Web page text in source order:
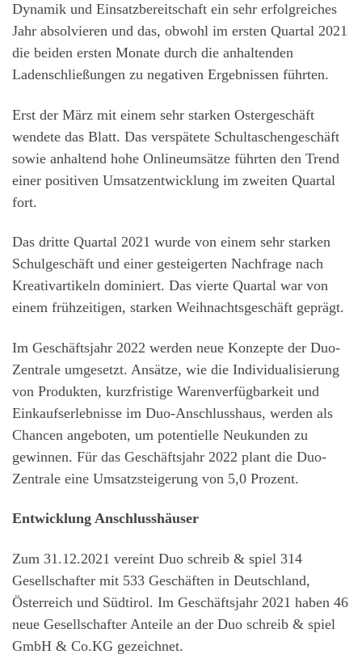
Dynamik und Einsatzbereitschaft ein sehr erfolgreiches
Jahr absolvieren und das, obwohl im ersten Quartal 2021
die beiden ersten Monate durch die anhaltenden
Ladenschließungen zu negativen Ergebnissen führten.
Erst der März mit einem sehr starken Ostergeschäft
wendete das Blatt. Das verspätete Schultaschengeschäft
sowie anhaltend hohe Onlineumsätze führten den Trend
einer positiven Umsatzentwicklung im zweiten Quartal
fort.
Das dritte Quartal 2021 wurde von einem sehr starken
Schulgeschäft und einer gesteigerten Nachfrage nach
Kreativartikeln dominiert. Das vierte Quartal war von
einem frühzeitigen, starken Weihnachtsgeschäft geprägt.
Im Geschäftsjahr 2022 werden neue Konzepte der Duo-
Zentrale umgesetzt. Ansätze, wie die Individualisierung
von Produkten, kurzfristige Warenverfügbarkeit und
Einkaufserlebnisse im Duo-Anschlusshaus, werden als
Chancen angeboten, um potentielle Neukunden zu
gewinnen. Für das Geschäftsjahr 2022 plant die Duo-
Zentrale eine Umsatzsteigerung von 5,0 Prozent.
Entwicklung Anschlusshäuser
Zum 31.12.2021 vereint Duo schreib & spiel 314
Gesellschafter mit 533 Geschäften in Deutschland,
Österreich und Südtirol. Im Geschäftsjahr 2021 haben 46
neue Gesellschafter Anteile an der Duo schreib & spiel
GmbH & Co.KG gezeichnet.